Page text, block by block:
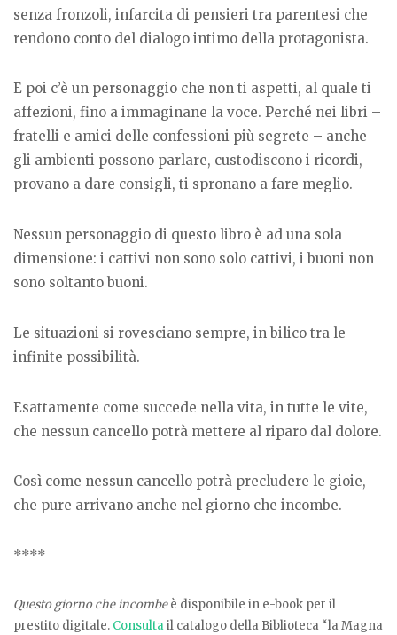
senza fronzoli, infarcita di pensieri tra parentesi che
rendono conto del dialogo intimo della protagonista.
E poi c’è un personaggio che non ti aspetti, al quale ti
affezioni, fino a immaginane la voce. Perché nei libri –
fratelli e amici delle confessioni più segrete – anche
gli ambienti possono parlare, custodiscono i ricordi,
provano a dare consigli, ti spronano a fare meglio.
Nessun personaggio di questo libro è ad una sola
dimensione: i cattivi non sono solo cattivi, i buoni non
sono soltanto buoni.
Le situazioni si rovesciano sempre, in bilico tra le
infinite possibilità.
Esattamente come succede nella vita, in tutte le vite,
che nessun cancello potrà mettere al riparo dal dolore.
Così come nessun cancello potrà precludere le gioie,
che pure arrivano anche nel giorno che incombe.
****
Questo giorno che incombeè disponibile in e-book per il
prestito digitale. Consultail catalogo della Biblioteca “la Magna